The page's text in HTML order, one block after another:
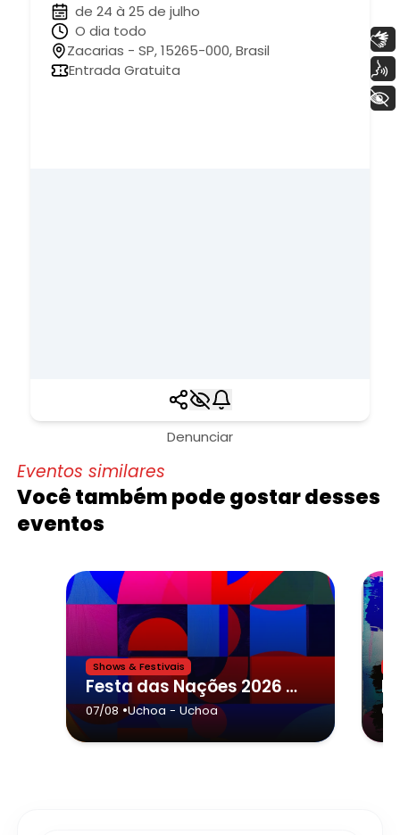
de 24 à 25 de julho
O dia todo
Zacarias - SP, 15265-000, Brasil
Entrada Gratuita
Denunciar
Eventos similares
Você também pode gostar desses
eventos
Shows & Festivais
Festa das Nações 2026 - Uchoa
07/08 •Uchoa - Uchoa